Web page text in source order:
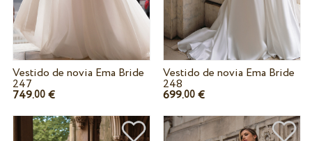
Vestido de novia Ema Bride
247
749.00€
Vestido de novia Ema Bride
248
699.00 €